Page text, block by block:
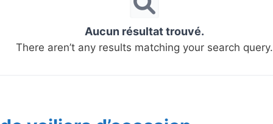
Aucun résultat trouvé.
There aren’t any results matching your search query.